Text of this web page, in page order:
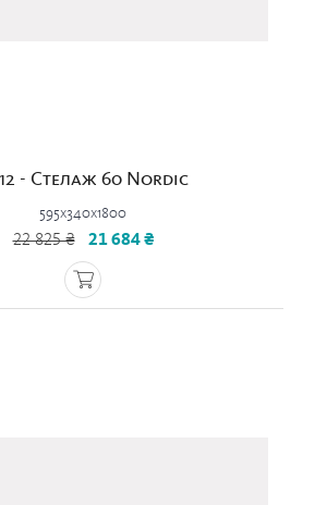
- Стелаж 60 Nordic
595x340x1800
22 825 ₴ 21 684 ₴